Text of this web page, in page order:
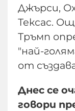
Джърси,
Тексас.
Тръмп
"най-
от
Днес се
говори